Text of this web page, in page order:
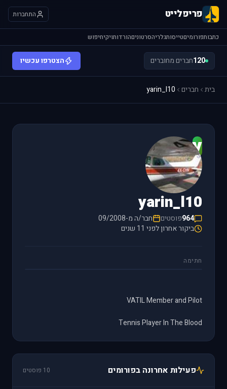
פריפלייט התחברות
כתבותפורומיםטייסותגלריהסרטוניםהורדותויקיחיפוש
120חברים מחוברים הצטרפו עכשיו
בית חברים yarin_l10
y
yarin_l10
964פוסטים
חבר/ה מ-09/2008
ביקור אחרון לפני 11 שנים
חתימה
VATIL Member and Pilot
Tennis Player In The Blood
פעילות אחרונה בפורומים 10 פוסטים